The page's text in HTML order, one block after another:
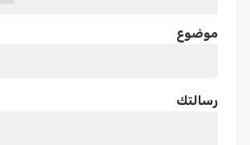
موضوع
رسالتك